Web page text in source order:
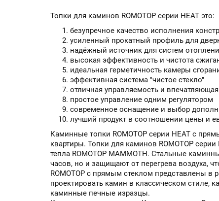
Топки для каминов ROMOTOP серии HEAT это:
безупречное качество исполнения
усиленный прокатный профиль для
надёжный источник для систем
высокая эффективность и чистота
идеальная герметичность камеры
эффективная система "чистое стекло"
отличная управляемость и впечатляющая
простое управление одним регулятором
современное оснащение и выбор
лучший продукт в соотношении цены и
Каминные топки ROMOTOP серии HEAT с
квартиры. Топки для каминов ROMOTOP
тепла ROMOTOP MAMMOTH. Стальные
часов, но и защищают от перегрева воздуха,
ROMOTOP с прямым стеклом представлены
проектировать камин в классическом
каминные печные изразцы.